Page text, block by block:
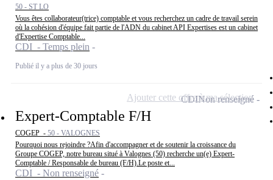
50 - ST LO
Vous êtes collaborateur(trice) comptable et vous recherchez un cadre de travail serein
où la cohésion d'équipe fait partie de l'ADN du cabinet API Expertises est un cabinet
d'Expertise Comptable...
CDI - Temps plein
Publié il y a plus de 30 jours
Expert-Comptable F/H
COGEP - 50 - VALOGNES
Pourquoi nous rejoindre ?Afin d'accompagner et de soutenir la croissance du
Groupe COGEP, notre bureau situé à Valognes (50) recherche un(e) Expert-
Comptable / Responsable de bureau (F/H).Le poste et...
CDI - Non renseigné
CDINon renseigné
Ajouter cette offre à ma sélection